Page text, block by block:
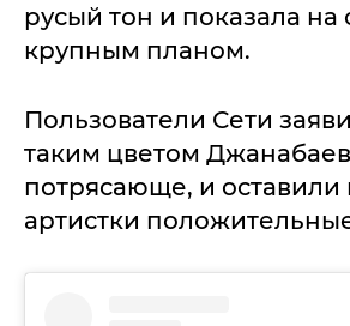
русый тон и показала
крупным планом.
Пользователи Сети
таким цветом
потрясающе, и оставили
артистки